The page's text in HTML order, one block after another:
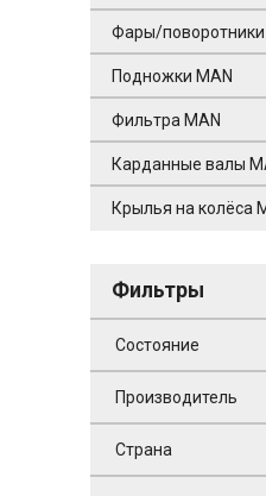
Фары/поворотники
Подножки MAN
Фильтра MAN
Карданные валы
Крылья на колёса
Фильтры
Состояние
Производитель
Страна